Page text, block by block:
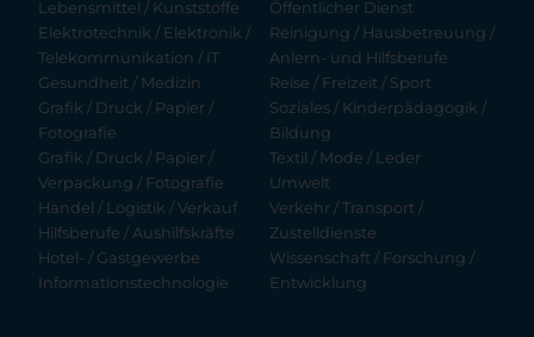
Lebensmittel / Kunststoffe
Elektrotechnik / Elektronik /
Telekommunikation / IT
Gesundheit / Medizin
Grafik / Druck / Papier /
Fotografie
Grafik / Druck / Papier /
Verpackung / Fotografie
Handel / Logistik / Verkauf
Hilfsberufe / Aushilfskräfte
Hotel- / Gastgewerbe
Informationstechnologie
Öffentlicher Dienst
Reinigung / Hausbetreuung /
Anlern- und Hilfsberufe
Reise / Freizeit / Sport
Soziales / Kinderpädagogik /
Bildung
Textil / Mode / Leder
Umwelt
Verkehr / Transport /
Zustelldienste
Wissenschaft / Forschung /
Entwicklung